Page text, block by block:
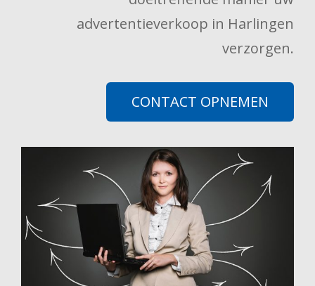
advertentieverkoop in Harlingen
verzorgen.
CONTACT OPNEMEN